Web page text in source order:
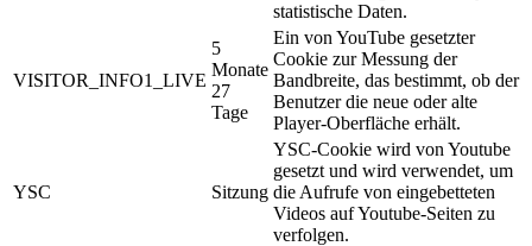
statistische Daten.
VISITOR_INFO1_LIVE
5
Monate
27
Tage
Ein von YouTube gesetzter
Cookie zur Messung der
Bandbreite, das bestimmt, ob der
Benutzer die neue oder alte
Player-Oberfläche erhält.
YSC Sitzung
YSC-Cookie wird von Youtube
gesetzt und wird verwendet, um
die Aufrufe von eingebetteten
Videos auf Youtube-Seiten zu
verfolgen.